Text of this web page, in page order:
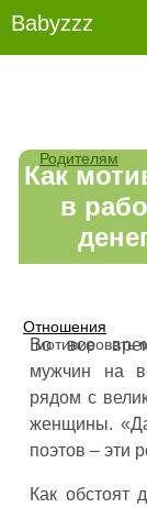
Babyzzz
Родителям
Отношения
мотивировать
Как
в
Во все
мужчин на
рядом с
женщины.
поэтов – эти
Как обстоят